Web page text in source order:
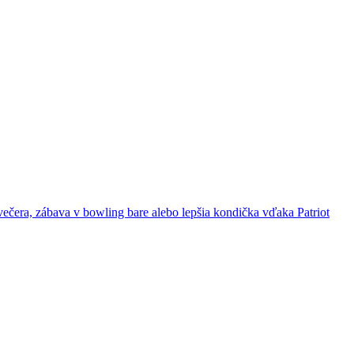
zábava v bowling bare alebo lepšia kondička vďaka Patriot